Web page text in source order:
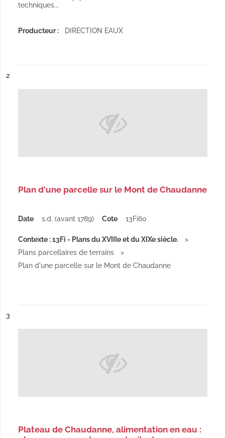
techniques...
Producteur : DIRECTION EAUX
n°
2
Plan d'une parcelle sur le Mont de Chaudanne
Date s.d. (avant 1789) Cote 13Fi60
Contexte : 13Fi - Plans du XVIIIe et du XIXe siècle.
Plans parcellaires de terrains
Plan d'une parcelle sur le Mont de Chaudanne
n°
3
Plateau de Chaudanne, alimentation en eau :